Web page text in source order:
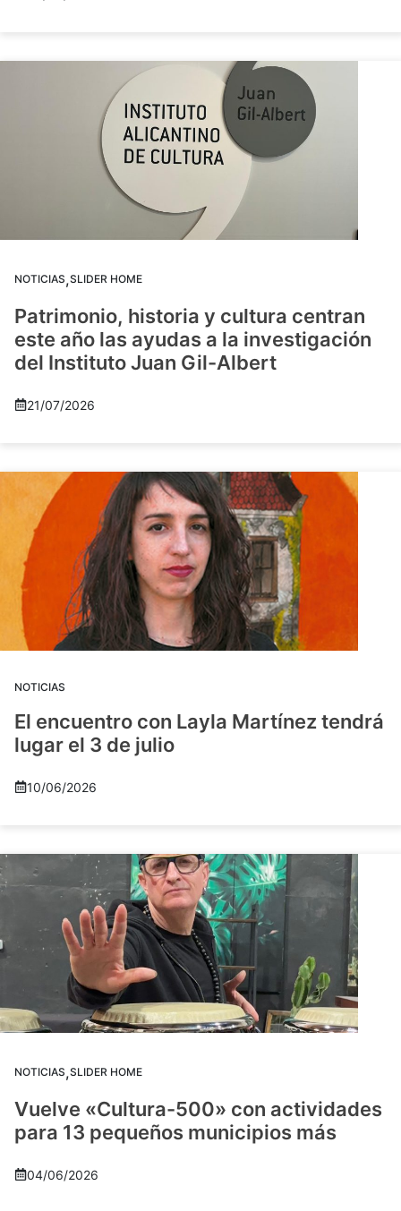
NOTICIAS,SLIDER HOME
Patrimonio, historia y cultura centran
este año las ayudas a la investigación
del Instituto Juan Gil-Albert
21/07/2026
NOTICIAS
El encuentro con Layla Martínez tendrá
lugar el 3 de julio
10/06/2026
NOTICIAS,SLIDER HOME
Vuelve «Cultura-500» con actividades
para 13 pequeños municipios más
04/06/2026